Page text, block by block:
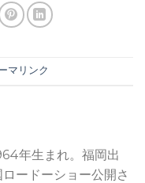
マリンク
年生まれ。福岡出
ードーショー公開さ